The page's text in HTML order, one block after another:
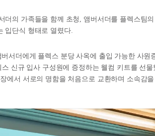
더의 가족들을 함께 초청, 앰버서더를 플렉스팀의
입단식 형태로 열렸다.
서더에게 플렉스 분당 사옥에 출입 가능한 사원
신규 입사 구성원에 증정하는 웰컴 키트를 선물
에서 서로의 명함을 처음으로 교환하며 소속감을